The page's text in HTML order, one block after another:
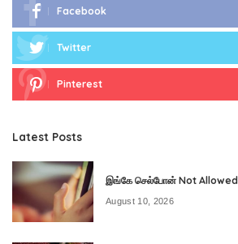
Facebook
Twitter
Pinterest
Latest Posts
இங்கே செல்போன் Not Allowed
August 10, 2026